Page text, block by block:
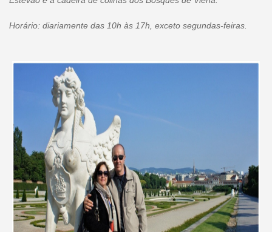
Horário: diariamente das 10h às 17h, exceto segundas-feiras.